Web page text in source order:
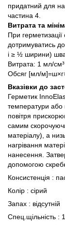
придатний для
частина 4.
Витрата та
При герметизації
дотримуватись
і ≥ ½ ширини)
Витрата: 1 мл/см³
Обсяг [мл/
Вказівки до
Герметик
температури або
повітря
самим
матеріалу), а
нагрівання
нанесення.
допомогою
Консистенція :
Колір : сірий
Запах : відсутній
Спец.щільність :